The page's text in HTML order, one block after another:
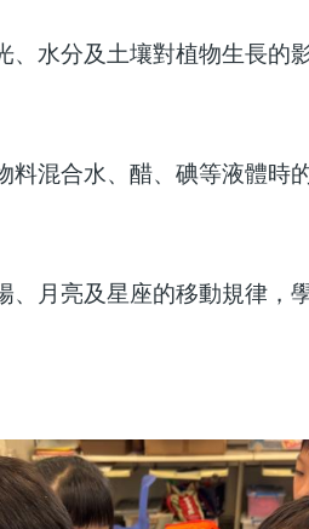
水分及土壤對植物生長的
混合水、醋、碘等液體
月亮及星座的移動規律